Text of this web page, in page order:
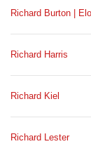
Richard Burton |
Richard Harris
Richard Kiel
Richard Lester